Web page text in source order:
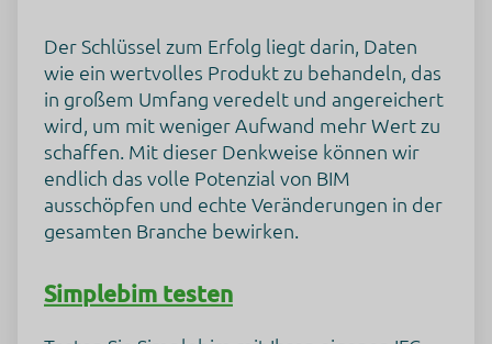
Der Schlüssel zum Erfolg liegt darin, Daten
wie ein wertvolles Produkt zu behandeln, das
in großem Umfang veredelt und angereichert
wird, um mit weniger Aufwand mehr Wert zu
schaffen. Mit dieser Denkweise können wir
endlich das volle Potenzial von BIM
ausschöpfen und echte Veränderungen in der
gesamten Branche bewirken.
Simplebim testen
Erhobene Daten
Diese Liste enthält alle (persönlichen) Daten, die von oder
durch die Nutzung dieses Dienstes gesammelt werden.
IP Adresse
Nutzungsdaten
Klickpfad
App-Aktualisierungen
Browser Informationen
Device Informationen
JavaScript-Support
Referrer URL
Downloads
Standort-Informationen